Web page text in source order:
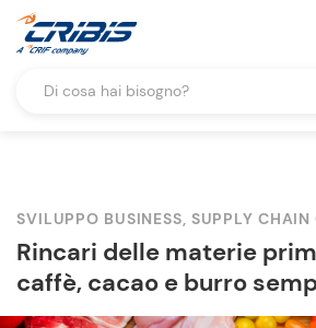
SVILUPPO BUSINESS, SUPPLY
Rincari delle materie
caffè, cacao e burro